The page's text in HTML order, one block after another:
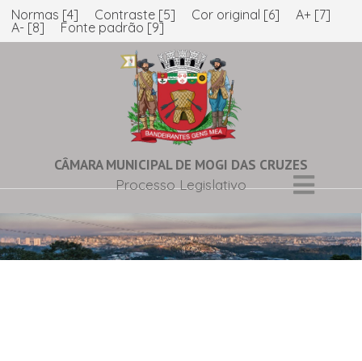
Normas [4] Contraste [5] Cor original [6]
A+ [7]
A- [8]
Fonte padrão [9]
CÂMARA MUNICIPAL DE MOGI DAS CRUZES
Processo Legislativo